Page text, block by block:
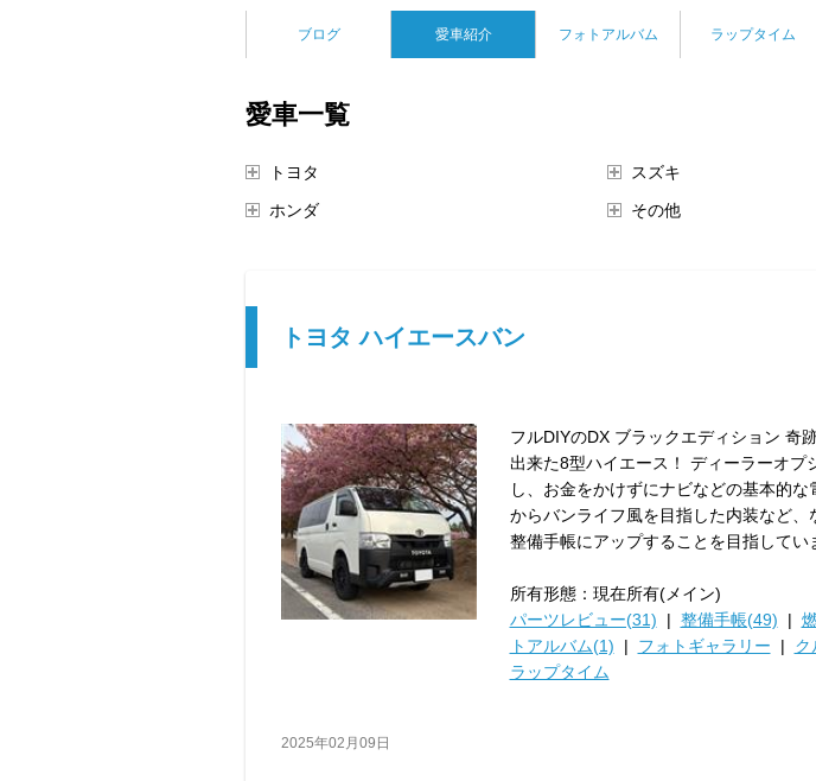
ブログ 愛車紹介 フォトアルバム ラップタイム
愛車一覧
トヨタ
ホンダ
スズキ
その他
トヨタ ハイエースバン
フルDIYのDX ブラックエディション 奇
出来た8型ハイエース！ ディーラーオプ
し、お金をかけずにナビなどの基本的な
からバンライフ風を目指した内装など、
整備手帳にアップすることを目指してい
所有形態：現在所有(メイン)
パーツレビュー(31) | 整備手帳(49) |
トアルバム(1) | フォトギャラリー | ク
ラップタイム
2025年02月09日